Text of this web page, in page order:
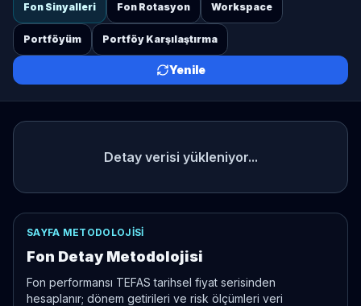
Fon Sinyalleri Fon Rotasyon Workspace
Portföyüm Portföy Karşılaştırma
Yenile
Detay verisi yükleniyor...
SAYFA METODOLOJISI
Fon Detay Metodolojisi
Fon performansı TEFAS tarihsel fiyat serisinden
hesaplanır; dönem getirileri ve risk ölçümleri veri